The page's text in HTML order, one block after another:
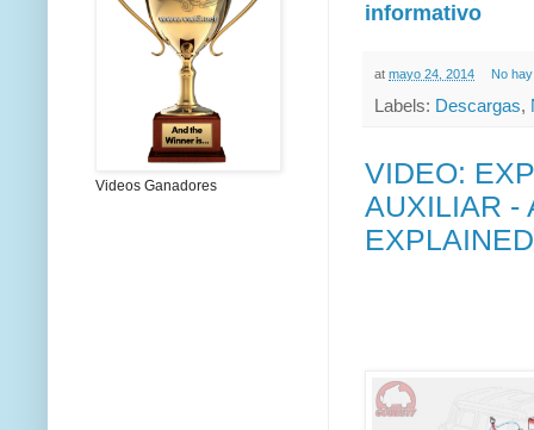
informativo
at mayo 24, 2014 No
Labels: Descargas,
VIDEO:
AUXILIAR -
EXPLAINED
Videos Ganadores